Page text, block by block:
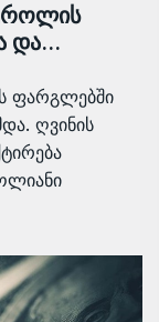
და…
ფარგლებში
ღვინის